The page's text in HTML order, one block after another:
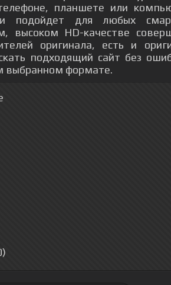
планшете или
и подойдет для любых
высоком HD-качестве
оригинала, есть и
подходящий сайт без
выбранном формате.